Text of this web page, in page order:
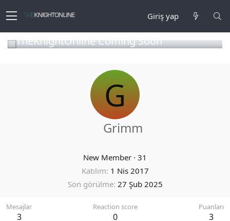
Giriş yap
TheKnightOnline Coming Soon
G
Grimm
New Member · 31
Katılım 1 Nis 2017
Son görülme 27 Şub 2025
Mesajlar
3
Reaction score
0
Puanları
3